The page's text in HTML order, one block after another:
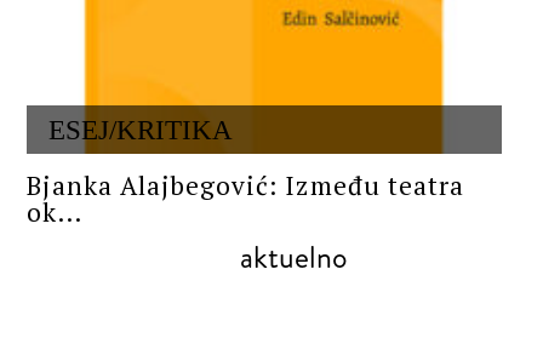
ESEJ/KRITIKA
Bjanka Alajbegović: Između teatra
ok...
aktuelno